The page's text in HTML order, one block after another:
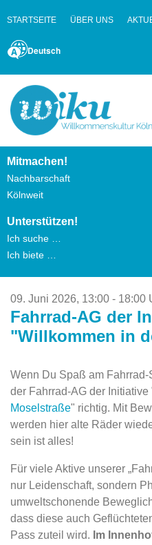
STARTSEITE ÜBER UNS
Deutsch
Mitmachen!
Nachbarschaft
Kölnweit
Unterstützen!
Ich suche …
Ich biete …
09. Juni 2026, 13:00 - 18:00
Fahrrad-AG der
"Willkommen in
Wenn Du Spaß am
der Fahrrad-AG der Initiative
Moselstraße" richtig. Mit
werden hier alte Räder
sein ist alles!
Für viele Aktive unserer
nur Leidenschaft, sondern
umweltschonende
dass diese auch
Pass zuteil wird. Im